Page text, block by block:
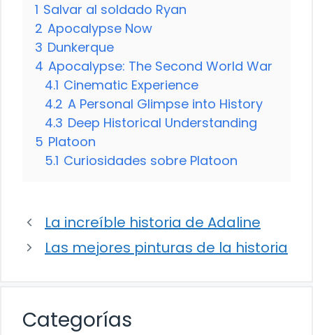
1 Salvar al soldado Ryan
2 Apocalypse Now
3 Dunkerque
4 Apocalypse: The Second World War
4.1 Cinematic Experience
4.2 A Personal Glimpse into History
4.3 Deep Historical Understanding
5 Platoon
5.1 Curiosidades sobre Platoon
La increíble historia de Adaline
Las mejores pinturas de la historia
Categorías